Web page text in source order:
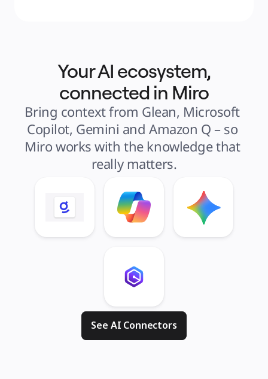
Your AI ecosystem,
connected in Miro
Bring context from Glean, Microsoft
Copilot, Gemini and Amazon Q – so
Miro works with the knowledge that
really matters.
See AI Connectors